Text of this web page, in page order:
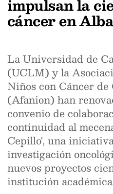
impulsan la
cáncer en
La Universidad de
(UCLM) y la
Niños con Cáncer
(Afanion) han
convenio de
continuidad al
Cepillo', una
investigación
nuevos proyectos
institución